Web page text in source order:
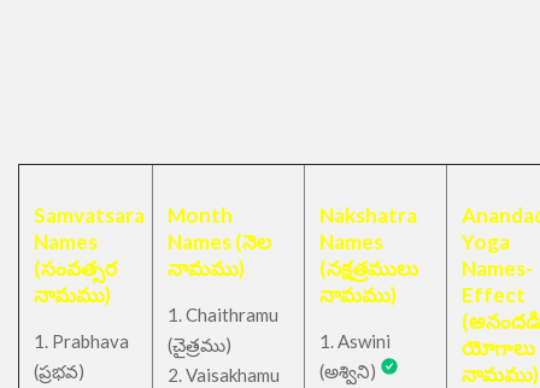
Samvatsara
Names
(సంవత్సర
నామము)
1. Prabhava
(ప్రభవ)
Month
Names (నెల
నామము)
1. Chaithramu
(చైత్రము)
2. Vaisakhamu
Nakshatra
Names
(నక్షత్రములు
నామము)
1. Aswini
(అశ్విని)
Yoga
Names-
Effect
(అనందడి
యోగాలు
నామము)